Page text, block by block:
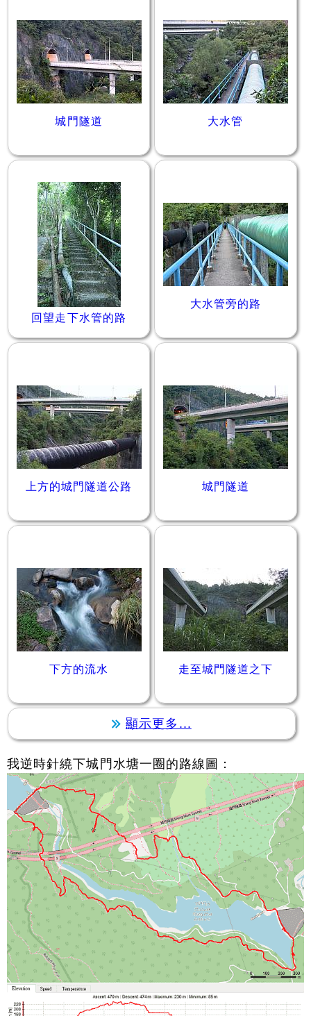
城門隧道 大水管
回望走下水管的路
大水管旁的路
上方的城門隧道公路 城門隧道
下方的流水 走至城門隧道之下
顯示更多...
我逆時針繞下城門水塘一圈的路線圖：